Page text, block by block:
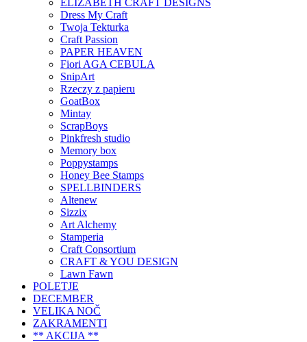
ELIZABETH CRAFT DESIGNS
Dress My Craft
Twoja Tekturka
Craft Passion
PAPER HEAVEN
Fiori AGA CEBULA
SnipArt
Rzeczy z papieru
GoatBox
Mintay
ScrapBoys
Pinkfresh studio
Memory box
Poppystamps
Honey Bee Stamps
SPELLBINDERS
Altenew
Sizzix
Art Alchemy
Stamperia
Craft Consortium
CRAFT & YOU DESIGN
Lawn Fawn
POLETJE
DECEMBER
VELIKA NOČ
ZAKRAMENTI
** AKCIJA **